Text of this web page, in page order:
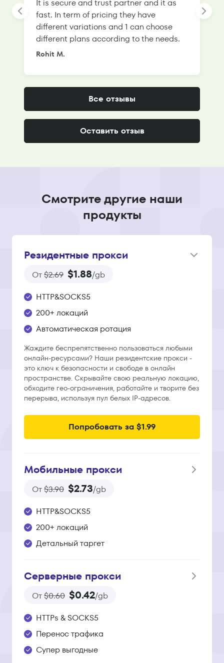
It is secure and trust partner and it as
fast. In term of pricing they have
different variations and 1 can choose
different plans according to the needs.
Rohit M.
Все отзывы
Оставить отзыв
Смотрите другие наши
продукты
Резидентные прокси
От$2.69 $1.88/gb
HTTP&SOCKS5
200+ локаций
Автоматическая ротация
Жаждите беспрепятственно пользоваться любыми
онлайн-ресурсами? Наши резидентские прокси -
это ключ к безопасности и свободе в онлайн
пространстве. Скрывайте свою реальную локацию,
обходите гео-ограничения, работайте и творите без
перерыва, используя пул белых IP-адресов.
Попробовать за $1.99
Мобильные прокси
От$3.90 $2.73/gb
HTTP&SOCKS5
200+ локаций
Детальный таргет
Серверные прокси
От$0.60 $0.42/gb
HTTPs & SOCKS5
Перенос трафика
Супер выгодные